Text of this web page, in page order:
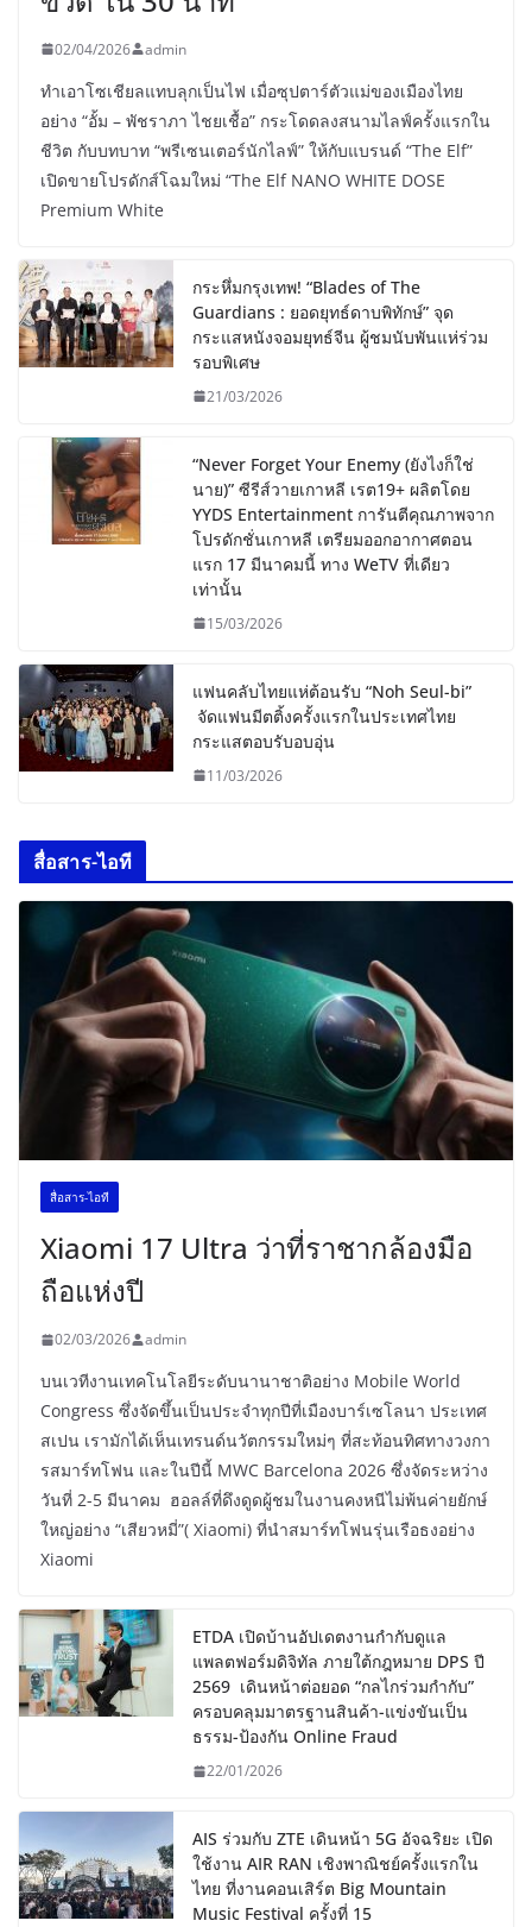
02/04/2026 admin
ทำเอาโซเชียลแทบลุกเป็นไฟ เมื่อซุปตาร์ตัวแม่ของเมืองไทย
อย่าง “อั้ม – พัชราภา ไชยเชื้อ” กระโดดลงสนามไลฟ์ครั้งแรกใน
ชีวิต กับบทบาท “พรีเซนเตอร์นักไลฟ์” ให้กับแบรนด์ “The Elf”
เปิดขายโปรดักส์โฉมใหม่ “The Elf NANO WHITE DOSE
Premium White
กระหึ่มกรุงเทพ! “Blades of The
Guardians : ยอดยุทธ์ดาบพิทักษ์” จุด
กระแสหนังจอมยุทธ์จีน ผู้ชมนับพันแห่ร่วม
รอบพิเศษ
21/03/2026
“Never Forget Your Enemy (ยังไงก็ใช่
นาย)” ซีรีส์วายเกาหลี เรต19+ ผลิตโดย
YYDS Entertainment การันตีคุณภาพจาก
โปรดักชั่นเกาหลี เตรียมออกอากาศตอน
แรก 17 มีนาคมนี้ ทาง WeTV ที่เดียว
เท่านั้น
15/03/2026
แฟนคลับไทยแห่ต้อนรับ “Noh Seul-bi”
จัดแฟนมีตติ้งครั้งแรกในประเทศไทย
กระแสตอบรับอบอุ่น
11/03/2026
สื่อสาร-ไอที
สื่อสาร-ไอที
Xiaomi 17 Ultra ว่าที่ราชากล้องมือ
ถือแห่งปี
02/03/2026 admin
บนเวทีงานเทคโนโลยีระดับนานาชาติอย่าง Mobile World
Congress ซึ่งจัดขึ้นเป็นประจำทุกปีที่เมืองบาร์เซโลนา ประเทศ
สเปน เรามักได้เห็นเทรนด์นวัตกรรมใหม่ๆ ที่สะท้อนทิศทางวงกา
รสมาร์ทโฟน และในปีนี้ MWC Barcelona 2026 ซึ่งจัดระหว่าง
วันที่ 2-5 มีนาคม ฮอลล์ที่ดึงดูดผู้ชมในงานคงหนีไม่พ้นค่ายยักษ์
ใหญ่อย่าง “เสียวหมี่”( Xiaomi) ที่นำสมาร์ทโฟนรุ่นเรือธงอย่าง
Xiaomi
ETDA เปิดบ้านอัปเดตงานกำกับดูแล
แพลตฟอร์มดิจิทัล ภายใต้กฎหมาย DPS ปี
2569 เดินหน้าต่อยอด “กลไกร่วมกำกับ”
ครอบคลุมมาตรฐานสินค้า-แข่งขันเป็น
ธรรม-ป้องกัน Online Fraud
22/01/2026
AIS ร่วมกับ ZTE เดินหน้า 5G อัจฉริยะ เปิด
ใช้งาน AIR RAN เชิงพาณิชย์ครั้งแรกใน
ไทย ที่งานคอนเสิร์ต Big Mountain
Music Festival ครั้งที่ 15